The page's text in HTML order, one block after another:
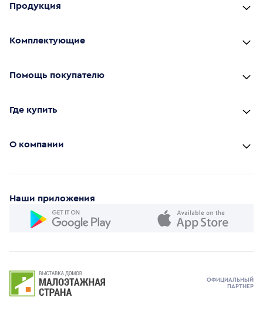
Продукция
Комплектующие
Помощь покупателю
Где купить
О компании
Наши приложения
ОФИЦИАЛЬНЫЙ
ПАРТНЕР